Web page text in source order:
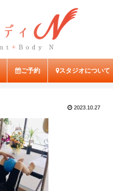
ご予約 スタジオについて
2023.10.27